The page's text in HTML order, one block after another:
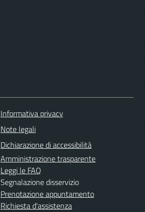
Informativa privacy
Note legali
Dichiarazione di accessibilità
Amministrazione trasparente
Leggi le FAQ
Segnalazione disservizio
Prenotazione appuntamento
Richiesta d'assistenza